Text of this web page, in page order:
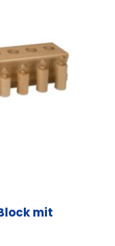
mit